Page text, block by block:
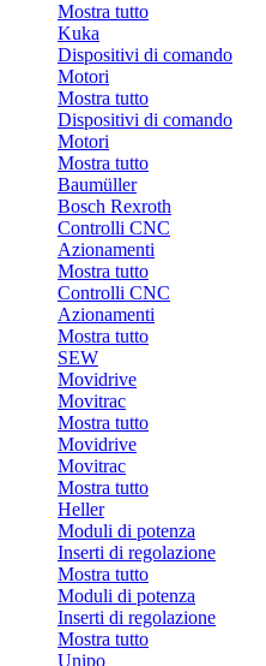
Mostra tutto
Kuka
Dispositivi di comando
Motori
Mostra tutto
Dispositivi di comando
Motori
Mostra tutto
Baumüller
Bosch Rexroth
Controlli CNC
Azionamenti
Mostra tutto
Controlli CNC
Azionamenti
Mostra tutto
SEW
Movidrive
Movitrac
Mostra tutto
Movidrive
Movitrac
Mostra tutto
Heller
Moduli di potenza
Inserti di regolazione
Mostra tutto
Moduli di potenza
Inserti di regolazione
Mostra tutto
Unipo